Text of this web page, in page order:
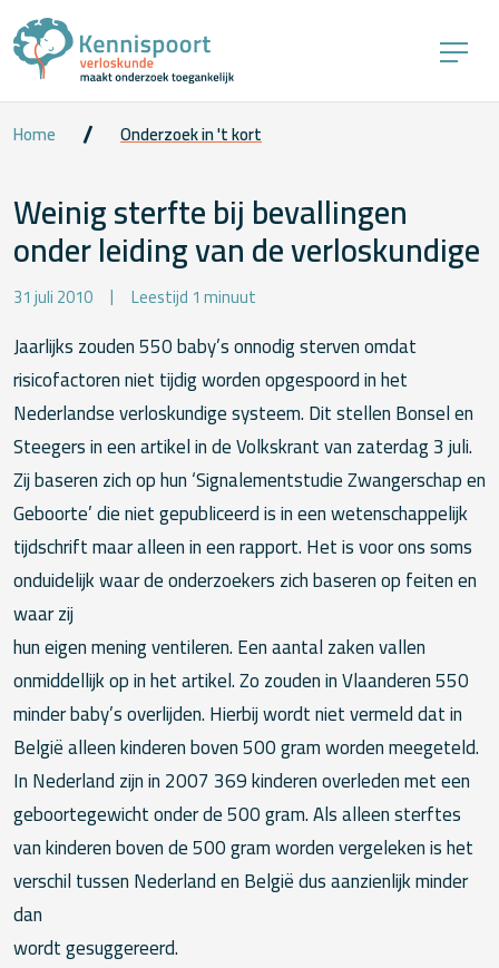
Home Onderzoek in 't kort
Weinig sterfte bij bevallingen
onder leiding van de verloskundige
31 juli 2010 Leestijd 1 minuut
Jaarlijks zouden 550 baby’s onnodig sterven omdat
risicofactoren niet tijdig worden opgespoord in het
Nederlandse verloskundige systeem. Dit stellen Bonsel en
Steegers in een artikel in de Volkskrant van zaterdag 3 juli.
Zij baseren zich op hun ‘Signalementstudie Zwangerschap en
Geboorte’ die niet gepubliceerd is in een wetenschappelijk
tijdschrift maar alleen in een rapport. Het is voor ons soms
onduidelijk waar de onderzoekers zich baseren op feiten en
waar zij
hun eigen mening ventileren. Een aantal zaken vallen
onmiddellijk op in het artikel. Zo zouden in Vlaanderen 550
minder baby’s overlijden. Hierbij wordt niet vermeld dat in
België alleen kinderen boven 500 gram worden meegeteld.
In Nederland zijn in 2007 369 kinderen overleden met een
geboortegewicht onder de 500 gram. Als alleen sterftes
van kinderen boven de 500 gram worden vergeleken is het
verschil tussen Nederland en België dus aanzienlijk minder
dan
wordt gesuggereerd.